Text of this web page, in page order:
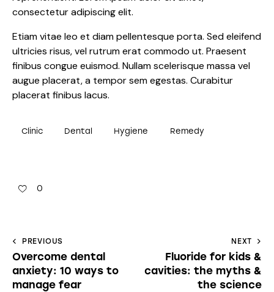
consectetur adipiscing elit.
Etiam vitae leo et diam pellentesque porta. Sed eleifend
ultricies risus, vel rutrum erat commodo ut. Praesent
finibus congue euismod. Nullam scelerisque massa vel
augue placerat, a tempor sem egestas. Curabitur
placerat finibus lacus.
Clinic Dental Hygiene Remedy
0
PREVIOUS
Overcome dental
anxiety: 10 ways to
manage fear
NEXT
Fluoride for kids &
cavities: the myths &
the science